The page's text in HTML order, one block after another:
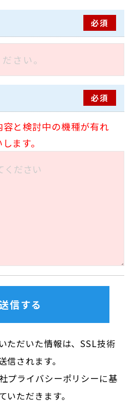
必須
必須
と検討中の機種が有れ
ます。
ただいた情報は、SSL技術
信されます。
プライバシーポリシーに基
いただきます。